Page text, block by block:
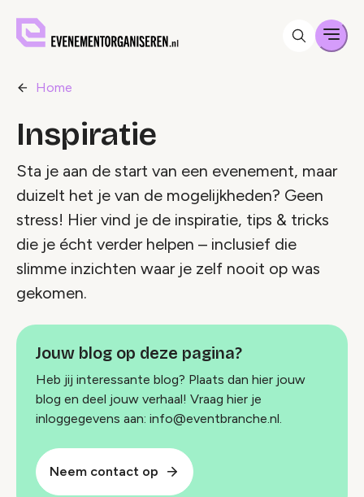
Home
Inspiratie
Sta je aan de start van een evenement, maar
duizelt het je van de mogelijkheden? Geen
stress! Hier vind je de inspiratie, tips & tricks
die je écht verder helpen – inclusief die
slimme inzichten waar je zelf nooit op was
gekomen.
Jouw blog op deze pagina?
Heb jij interessante blog? Plaats dan hier jouw
blog en deel jouw verhaal! Vraag hier je
inloggegevens aan: info@eventbranche.nl.
Neem contact op